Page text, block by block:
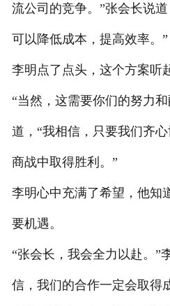
流公司的竞争。”张会长说
可以降低成本，提高效率。”
李明点了点头，这个方案听
“当然，这需要你们的努力
道，“我相信，只要我们齐
商战中取得胜利。”
李明心中充满了希望，他知
要机遇。
“张会长，我会全力以赴。”
信，我们的合作一定会取得